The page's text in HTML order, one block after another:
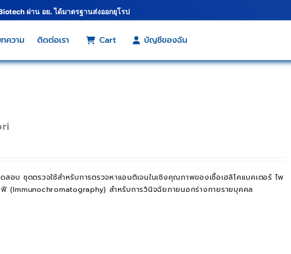
ผ่าน อย. ได้มาตรฐานส่งออกยุโรป
ความ ติดต่อเรา Cart บัญชีของฉัน
อบ ชุดตรวจใช้สำหรับการตรวจหาแอนติเจนในเชิงคุณภาพของเชื้อเฮลิโคแบคเตอร์ ไพ
ฟี (Immunochromatography) สำหรับการวินิจฉัยภายนอกร่างกายรายบุคคล